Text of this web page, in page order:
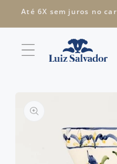
para o
conteúdo
Até 6X sem juros no
informações